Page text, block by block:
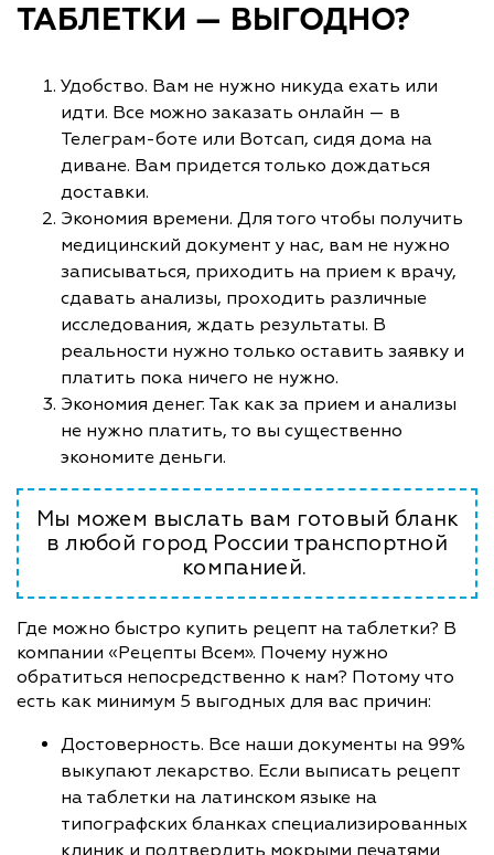
ТАБЛЕТКИ — ВЫГОДНО?
Удобство. Вам не нужно никуда ехать или
идти. Все можно заказать онлайн — в
Телеграм-боте или Вотсап, сидя дома на
диване. Вам придется только дождаться
доставки.
Экономия времени. Для того чтобы получить
медицинский документ у нас, вам не нужно
записываться, приходить на прием к врачу,
сдавать анализы, проходить различные
исследования, ждать результаты. В
реальности нужно только оставить заявку и
платить пока ничего не нужно.
Экономия денег. Так как за прием и анализы
не нужно платить, то вы существенно
экономите деньги.
Мы можем выслать вам готовый бланк
в любой город России транспортной
компанией.
Где можно быстро купить рецепт на таблетки? В
компании «Рецепты Всем». Почему нужно
обратиться непосредственно к нам? Потому что
есть как минимум 5 выгодных для вас причин:
Достоверность. Все наши документы на 99%
выкупают лекарство. Если выписать рецепт
на таблетки на латинском языке на
типографских бланках специализированных
клиник и подтвердить мокрыми печатями